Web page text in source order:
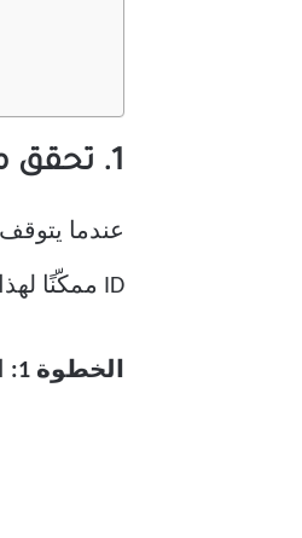
1. تحقق مما إذا تم تمكين معرف الوجه لـ WHATSAPP
ID ممكّنًا لهذا التطبيق. إليك كيفية التحقق من ذلك في WhatsApp.
الخطوة 1: